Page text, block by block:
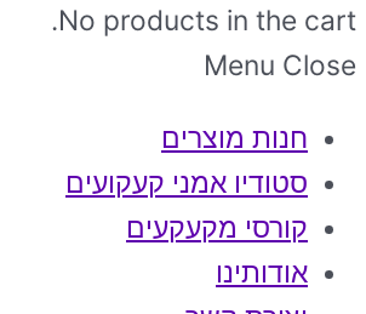
No products in the cart.
Menu Close
חנות מוצרים
סטודיו אמני קעקועים
קורסי מקעקעים
אודותינו